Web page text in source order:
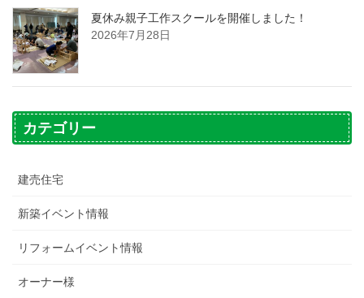
夏休み親子工作スクールを開催しました！
2026年7月28日
カテゴリー
建売住宅
新築イベント情報
リフォームイベント情報
オーナー様